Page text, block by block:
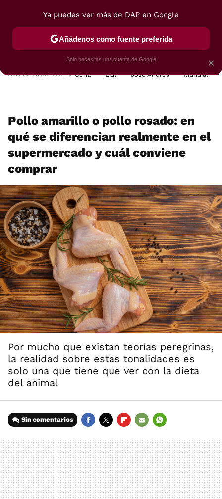
POSTRES VIAJES SELECCIÓN VEGUI
HOY SE HABLA DE Cena Lidl José Andrés Mundial
Pollo amarillo o pollo rosado: en
qué se diferencian realmente en el
supermercado y cuál conviene
comprar
Por mucho que existan teorías peregrinas,
la realidad sobre estas tonalidades es
solo una que tiene que ver con la dieta
del animal
Sin comentarios
MAIL
×
Ya puedes ver más de DAP en Google
Añádenos como fuente preferida
Solo necesitas una cuenta de Google